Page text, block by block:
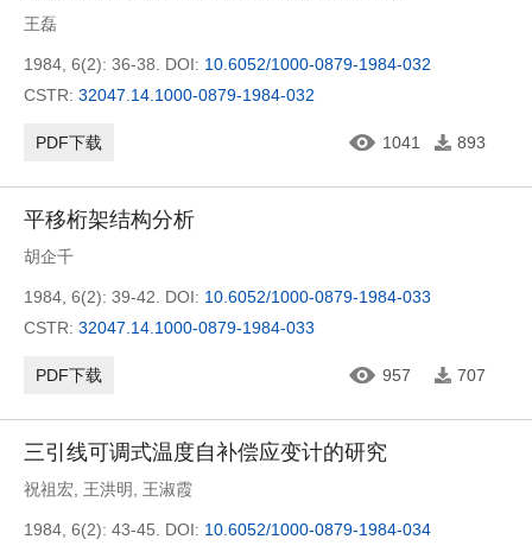
王磊
1984, 6(2): 36-38. DOI: 10.6052/1000-0879-1984-032
CSTR: 32047.14.1000-0879-1984-032
PDF下载 1041 893
平移桁架结构分析
胡企千
1984, 6(2): 39-42. DOI: 10.6052/1000-0879-1984-033
CSTR: 32047.14.1000-0879-1984-033
PDF下载 957 707
三引线可调式温度自补偿应变计的研究
祝祖宏 王洪明 王淑霞
1984, 6(2): 43-45. DOI: 10.6052/1000-0879-1984-034